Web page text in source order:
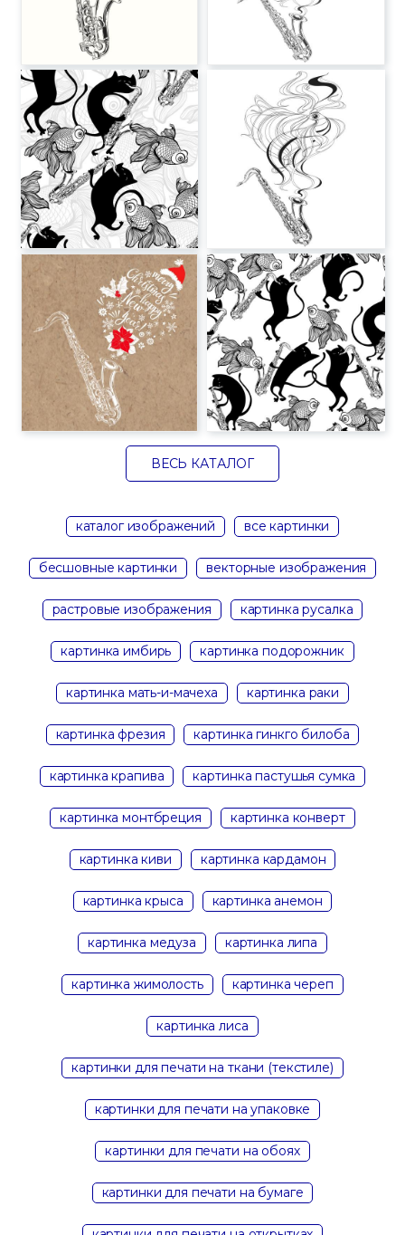
ВЕСЬ КАТАЛОГ
каталог изображений все картинки
бесшовные картинки векторные изображения
растровые изображения картинка русалка
картинка имбирь картинка подорожник
картинка мать-и-мачеха картинка раки
картинка фрезия картинка гинкго билоба
картинка крапива картинка пастушья сумка
картинка монтбреция картинка конверт
картинка киви картинка кардамон
картинка крыса картинка анемон
картинка медуза картинка липа
картинка жимолость картинка череп
картинка лиса
картинки для печати на ткани (текстиле)
картинки для печати на упаковке
картинки для печати на обоях
картинки для печати на бумаге